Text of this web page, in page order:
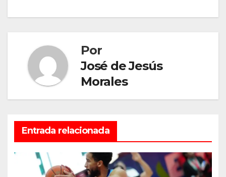
Por
José de Jesús
Morales
Entrada relacionada